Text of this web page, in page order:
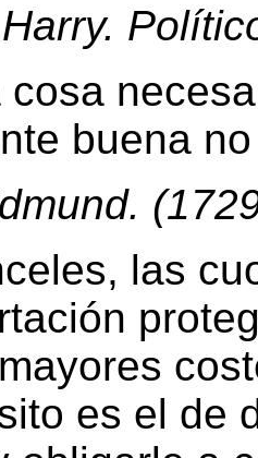
cosa
buena
las
es el de